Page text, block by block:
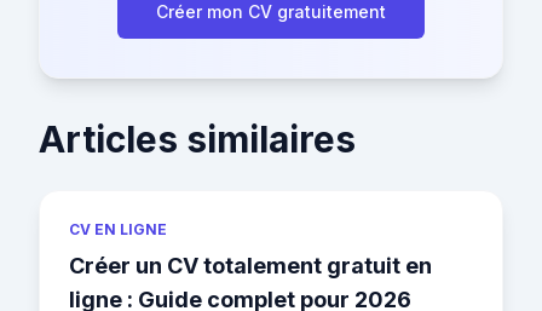
Créer mon CV gratuitement
Articles similaires
CV EN LIGNE
Créer un CV totalement gratuit en
ligne : Guide complet pour 2026